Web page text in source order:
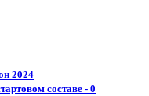
2024
составе - 0